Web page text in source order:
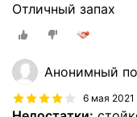
Отличный запах
Анонимный
6 мая 2021